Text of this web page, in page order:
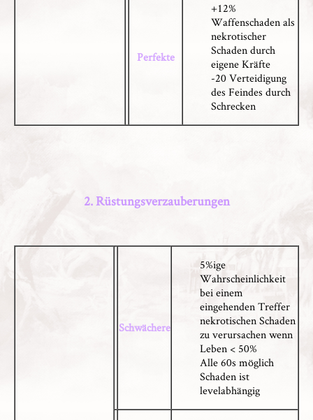
Perfekte
+12%
Waffenschaden als
nekrotischer
Schaden durch
eigene Kräfte
-20 Verteidigung
des Feindes durch
Schrecken
2. Rüstungsverzauberungen
Schwächere
5%ige
Wahrscheinlichkeit
bei einem
eingehenden Treffer
nekrotischen Schaden
zu verursachen wenn
Leben < 50%
Alle 60s möglich
Schaden ist
levelabhängig